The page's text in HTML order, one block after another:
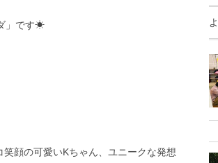
」です☀︎
顔の可愛いKちゃん、ユニークな発想